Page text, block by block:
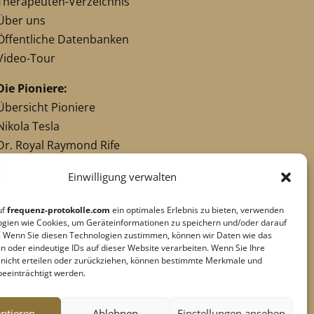
Einwilligung verwalten
frequenz-protokolle.com ein optimales Erlebnis zu bieten, verwenden
wie Cookies, um Geräteinformationen zu speichern und/oder darauf
Sie diesen Technologien zustimmen, können wir Daten wie das
oder eindeutige IDs auf dieser Website verarbeiten. Wenn Sie Ihre
erteilen oder zurückziehen, können bestimmte Merkmale und
werden.
uns
Datenbanken
Tour
Pioniere:
Pioniere
Tesla
Royal Raymond Rife
Robert C. Beck
Pioniere
|Datenschutz
Barrierefreiheit